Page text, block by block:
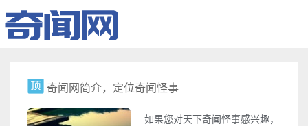
奇闻网简介，定位奇闻怪事
如果您对天下奇闻怪事感兴趣，